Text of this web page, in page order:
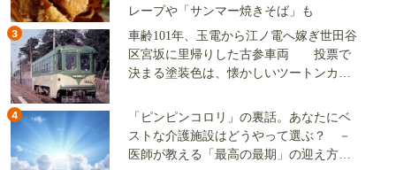
レープや「サンマー焼きそば」も
3
車齢101年、玉電から江ノ電へ嫁ぎ世田谷
区宮坂に里帰りした古参車両 投票で
決まる塗装色は、懐かしいツートンカラ
4
「ピンピンコロリ」の裏話。あなたにベ
ストな介護施設はどうやって選ぶ？ －
医師が教える「最高の最期」の迎え方